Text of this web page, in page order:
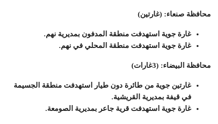
محافظة صنعاء: (غارتين)
غارة جوية استهدفت منطقة المدفون بمديرية نهم.
غارة جوية استهدفت منطقة المحلي في نهم.
محافظة البيضاء: (3غارات)
غارتين جوية من طائرة دون طيار استهدفت منطقة الجسيمة
في قيفة بمديرية القريشية.
غارة جوية استهدفت قرية جاعر بمديرية الصومعة.